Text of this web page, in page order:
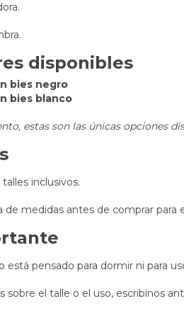
disponibles
bies negro
bies blanco
estas son las únicas opciones
inclusivos.
de medidas antes de comprar para
está pensado para dormir ni para
sobre el talle o el uso, escribinos